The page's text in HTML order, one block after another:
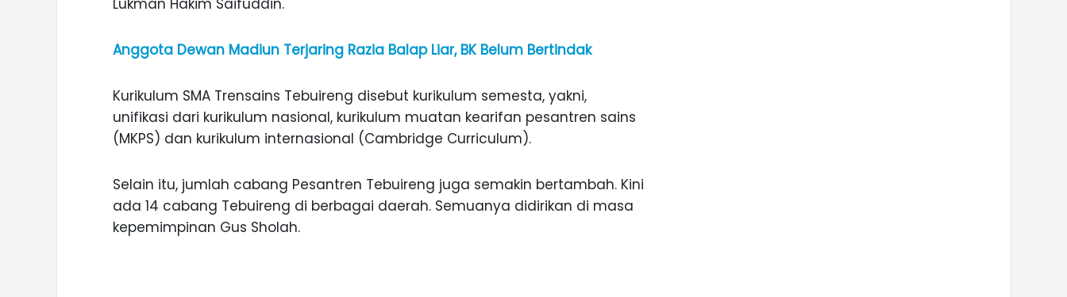
Lukman Hakim Saifuddin.
Anggota Dewan Madiun Terjaring Razia Balap Liar, BK Belum Bertindak
Kurikulum SMA Trensains Tebuireng disebut kurikulum semesta, yakni,
unifikasi dari kurikulum nasional, kurikulum muatan kearifan pesantren sains
(MKPS) dan kurikulum internasional (Cambridge Curriculum).
Selain itu, jumlah cabang Pesantren Tebuireng juga semakin bertambah. Kini
ada 14 cabang Tebuireng di berbagai daerah. Semuanya didirikan di masa
kepemimpinan Gus Sholah.